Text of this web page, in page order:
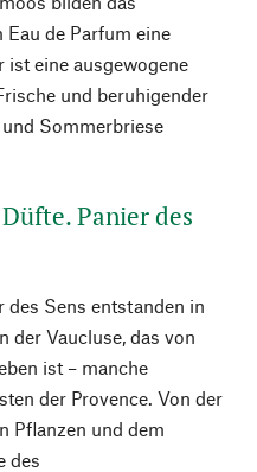
de Parfum eine
ist eine ausgewogene
und beruhigender
Sommerbriese
Panier des
des Sens entstanden in
der Vaucluse, das von
ist – manche
der Provence. Von der
Pflanzen und dem
des